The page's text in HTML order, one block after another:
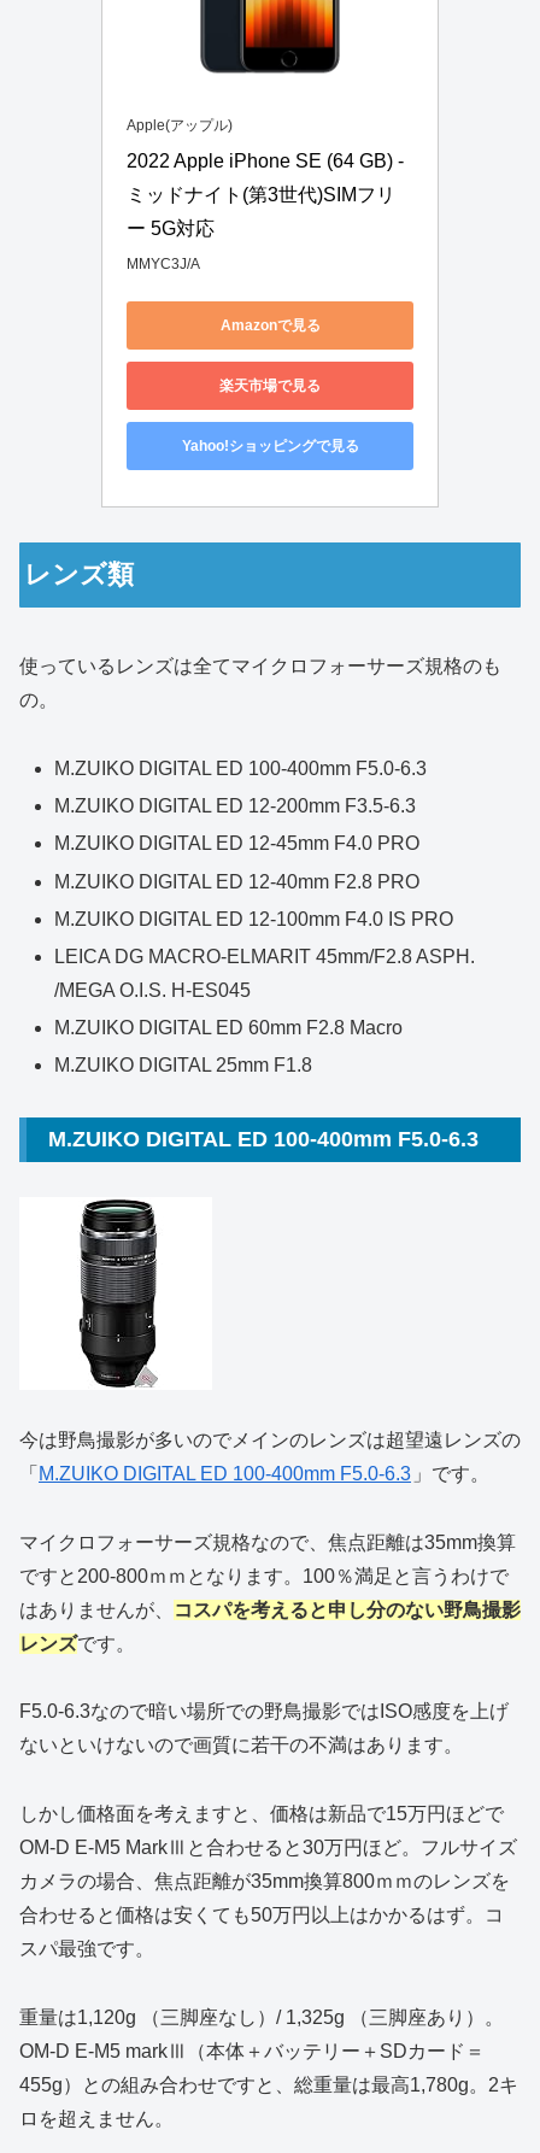
Apple(アップル)
2022 Apple iPhone SE (64 GB) -
ミッドナイト(第3世代)SIMフリ
ー 5G対応
MMYC3J/A
Amazonで見る
楽天市場で見る
Yahoo!ショッピングで見る
レンズ類
使っているレンズは全てマイクロフォーサーズ規格のも
の。
M.ZUIKO DIGITAL ED 100-400mm F5.0-6.3
M.ZUIKO DIGITAL ED 12-200mm F3.5-6.3
M.ZUIKO DIGITAL ED 12-45mm F4.0 PRO
M.ZUIKO DIGITAL ED 12-40mm F2.8 PRO
M.ZUIKO DIGITAL ED 12-100mm F4.0 IS PRO
LEICA DG MACRO-ELMARIT 45mm/F2.8 ASPH.
/MEGA O.I.S. H-ES045
M.ZUIKO DIGITAL ED 60mm F2.8 Macro
M.ZUIKO DIGITAL 25mm F1.8
M.ZUIKO DIGITAL ED 100-400mm F5.0-6.3
今は野鳥撮影が多いのでメインのレンズは超望遠レンズの
「 M.ZUIKO DIGITAL ED 100-400mm F5.0-6.3 」です。
マイクロフォーサーズ規格なので、焦点距離は35mm換算
ですと200-800ｍｍとなります。100％満足と言うわけで
はありませんが、
コスパを考えると申し分のない野鳥撮影
レンズです。
F5.0-6.3なので暗い場所での野鳥撮影ではISO感度を上げ
ないといけないので画質に若干の不満はあります。
しかし価格面を考えますと、価格は新品で15万円ほどで
OM-D E-M5 MarkⅢと合わせると30万円ほど。フルサイズ
カメラの場合、焦点距離が35mm換算800ｍｍのレンズを
合わせると価格は安くても50万円以上はかかるはず。コ
スパ最強です。
重量は1,120g （三脚座なし）/ 1,325g （三脚座あり）。
OM-D E-M5 markⅢ（本体＋バッテリー＋SDカード＝
455g）との組み合わせですと、総重量は最高1,780g。2キ
ロを超えません。